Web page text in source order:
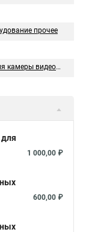
прочее
Кронштейн для камеры видеонаблюдения
1 000,00 ₽
600,00 ₽